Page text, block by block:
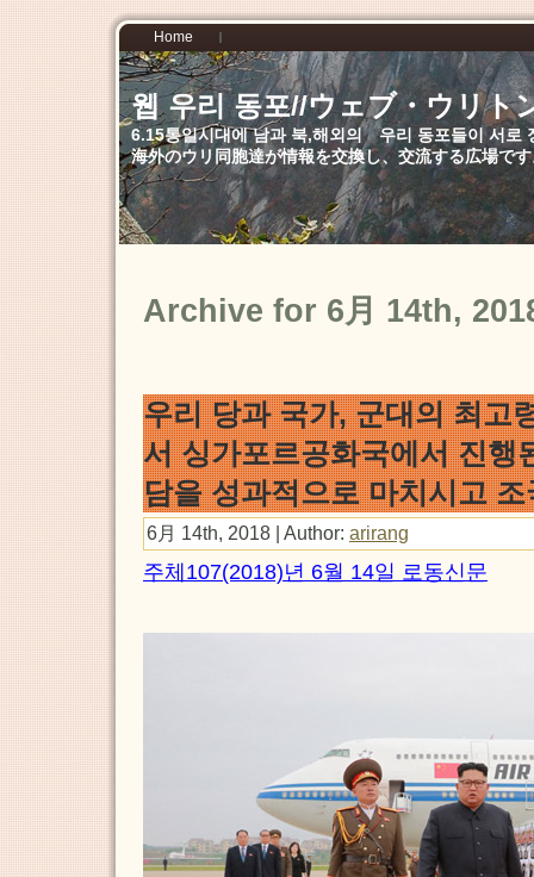
Home
웹 우리 동포//ウェブ・ウリト
6.15통일시대에 남과 북,해외의 우리 동포들이 서로
海外のウリ同胞達が情報を交換し、交流する広場で
Archive for 6月 14th,
우리 당과 국가, 군대의 최고
서 싱가포르공화국에서 진행
담을 성과적으로 마치시고
6月 14th, 2018 | Author: arirang
주체107(2018)년 6월 14일 로동신문